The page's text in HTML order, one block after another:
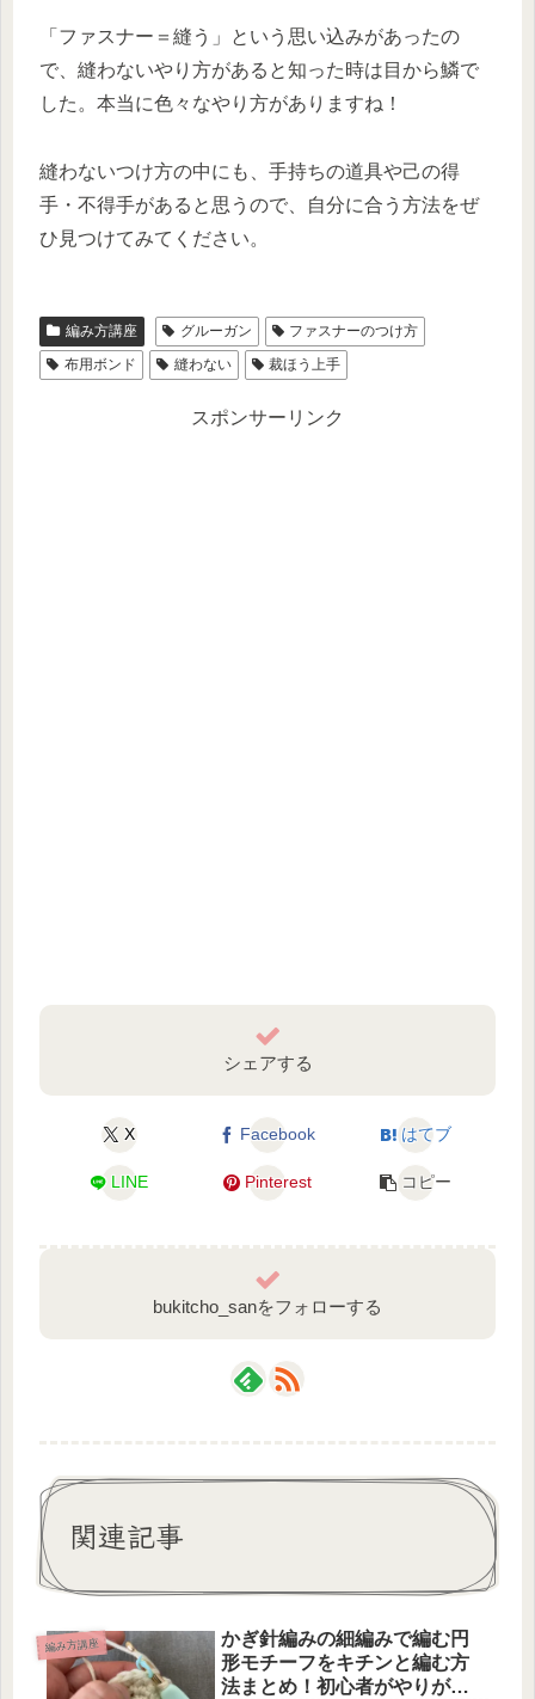
「ファスナー＝縫う」という思い込みがあったの
で、縫わないやり方があると知った時は目から鱗で
した。本当に色々なやり方がありますね！
縫わないつけ方の中にも、手持ちの道具や己の得
手・不得手があると思うので、自分に合う方法をぜ
ひ見つけてみてください。
編み方講座 グルーガン
ファスナーのつけ方
布用ボンド
縫わない 裁ほう上手
スポンサーリンク
シェアする
X Facebook はてブ
LINE Pinterest コピー
bukitcho_sanをフォローする
関連記事
編み方講座
かぎ針編みの細編みで編む円
形モチーフをキチンと編む方
法まとめ！初心者がやりがち